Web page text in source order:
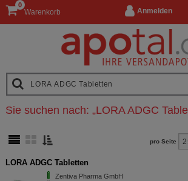
Anmelden
Warenkorb
0
Sie suchen nach: „LORA ADGC
pro Seite
LORA ADGC Tabletten
Zentiva Pharma GmbH